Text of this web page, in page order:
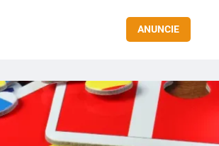
ANUNCIE